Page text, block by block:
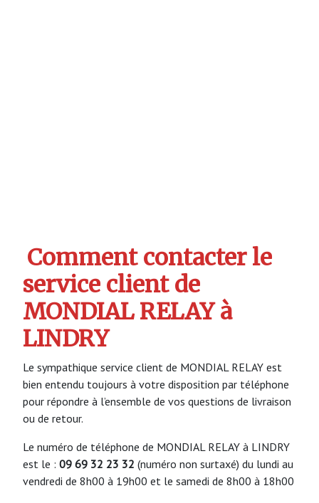
Comment contacter le
service client de
MONDIAL RELAY à
LINDRY
Le sympathique service client de MONDIAL RELAY est
bien entendu toujours à votre disposition par téléphone
pour répondre à l’ensemble de vos questions de livraison
ou de retour.
Le numéro de téléphone de MONDIAL RELAY à LINDRY
est le : 09 69 32 23 32 (numéro non surtaxé) du lundi au
vendredi de 8h00 à 19h00 et le samedi de 8h00 à 18h00